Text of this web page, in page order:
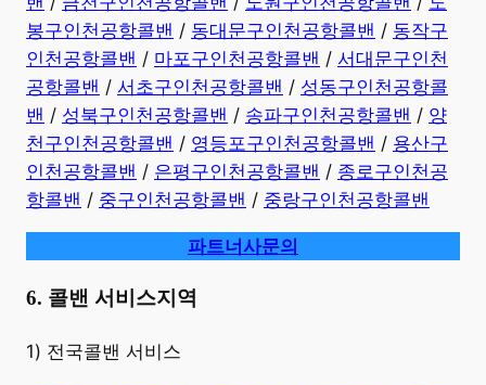
봉구인천공항콜밴 / 동대문구인천공항콜밴 / 동작구
인천공항콜밴 / 마포구인천공항콜밴 / 서대문구인천
공항콜밴 / 서초구인천공항콜밴 / 성동구인천공항콜
밴 / 성북구인천공항콜밴 / 송파구인천공항콜밴 / 양
천구인천공항콜밴 / 영등포구인천공항콜밴 / 용산구
인천공항콜밴 / 은평구인천공항콜밴 / 종로구인천공
항콜밴 / 중구인천공항콜밴 / 중랑구인천공항콜밴
파트너사문의
6. 콜밴 서비스지역
​1) 전국콜밴 서비스